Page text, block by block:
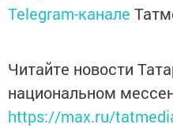
Telegram-канале
Читайте новости
национальном
https://max.ru/